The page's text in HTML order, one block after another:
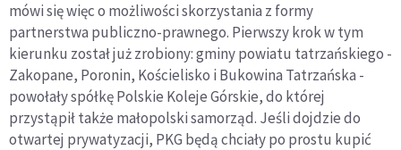
mówi się więc o możliwości skorzystania z formy
partnerstwa publiczno-prawnego. Pierwszy krok w tym
kierunku został już zrobiony: gminy powiatu tatrzańskiego -
Zakopane, Poronin, Kościelisko i Bukowina Tatrzańska -
powołały spółkę Polskie Koleje Górskie, do której
przystąpił także małopolski samorząd. Jeśli dojdzie do
otwartej prywatyzacji, PKG będą chciały po prostu kupić